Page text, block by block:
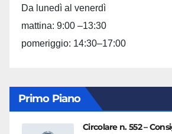
Da lunedì al venerdì
mattina: 9:00 –13:30
pomeriggio: 14:30–17:00
Primo Piano
Circolare n. 552 –